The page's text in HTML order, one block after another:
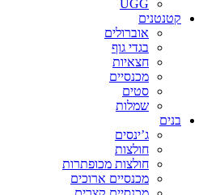
UGG
קטנטנים
אוברולים
בגדי גוף
חצאיות
מכנסיים
סטים
שמלות
בנים
ג’ינסים
חולצות
חולצות מכופתרות
מכנסיים ארוכים